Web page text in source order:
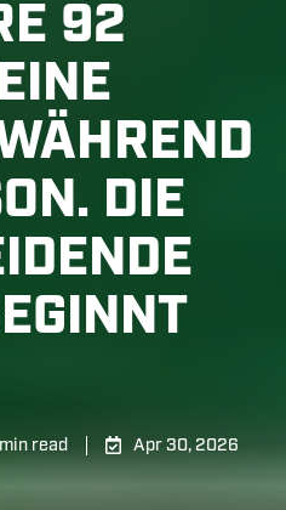
92
DIE
read Apr 30, 2026